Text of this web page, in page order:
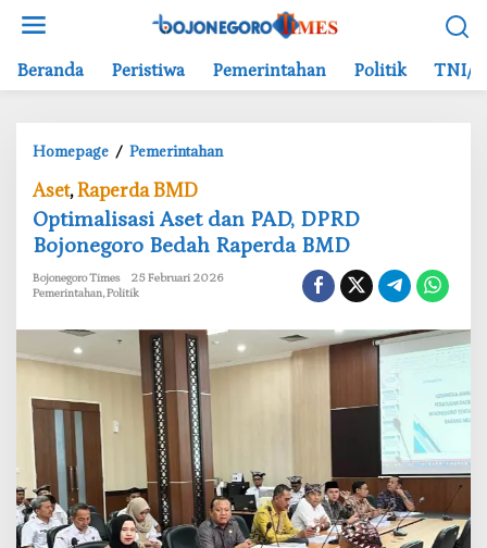
Beranda Peristiwa Pemerintahan Politik TNI/
Homepage / Pemerintahan
t
i
s
s
e
t
Aset,Raperda BMD
‎Optimalisasi Aset dan PAD, DPRD
Bojonegoro Bedah Raperda BMD
Bojonegoro Times
25 Februari 2026
Pemerintahan,Politik